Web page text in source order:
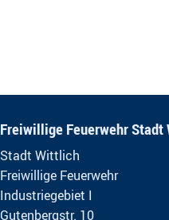
Freiwillige Feuerwehr
Stadt Wittlich
Freiwillige Feuerwehr
Industriegebiet I
Gutenbergstr. 10